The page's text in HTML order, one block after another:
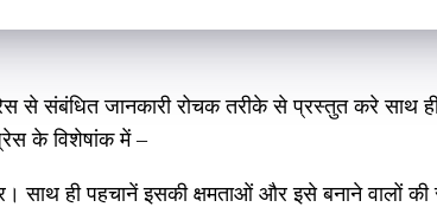
से संबंधित जानकारी रोचक तरीके से प्रस्तुत करे साथ
के विशेषांक में –
ही पहचानें इसकी क्षमताओं और इसे बनाने वालों की